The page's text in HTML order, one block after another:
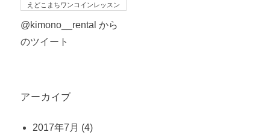
えどこまちワンコインレッスン
@kimono__rental から
のツイート
アーカイブ
2017年7月 (4)